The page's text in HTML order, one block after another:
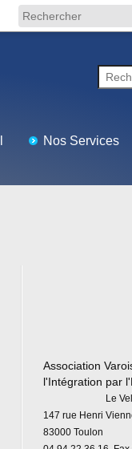
Nos Services
Association
l'Intégration par
Le
147 rue Henri
83000 Toulon